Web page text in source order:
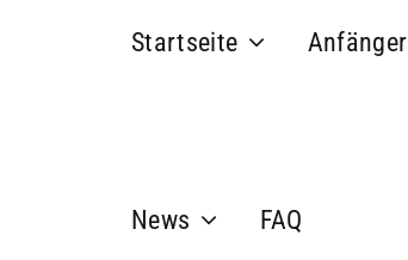
Startseite Anfänger
News FAQ